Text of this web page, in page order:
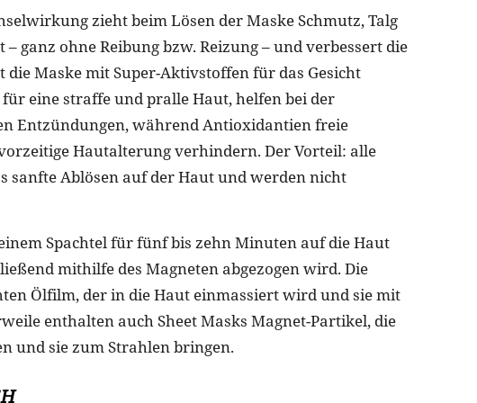
zieht beim Lösen der Maske Schmutz, Talg
ganz ohne Reibung bzw. Reizung – und verbessert die
Maske mit Super-Aktivstoffen für das Gesicht
eine straffe und pralle Haut, helfen bei der
Entzündungen, während Antioxidantien freie
Hautalterung verhindern. Der Vorteil: alle
sanfte Ablösen auf der Haut und werden nicht
Spachtel für fünf bis zehn Minuten auf die Haut
mithilfe des Magneten abgezogen wird. Die
Ölfilm, der in die Haut einmassiert wird und sie mit
enthalten auch Sheet Masks Magnet-Partikel, die
und sie zum Strahlen bringen.